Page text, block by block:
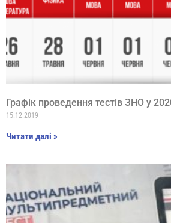
Графік проведення тестів ЗНО у
15.12.2019
Читати далі »